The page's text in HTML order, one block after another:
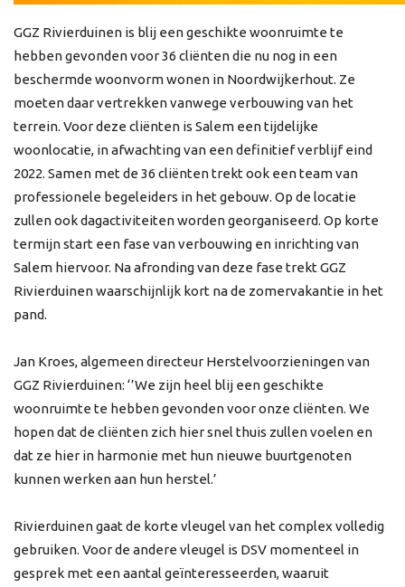
GGZ Rivierduinen is blij een geschikte woonruimte te
hebben gevonden voor 36 cliënten die nu nog in een
beschermde woonvorm wonen in Noordwijkerhout. Ze
moeten daar vertrekken vanwege verbouwing van het
terrein. Voor deze cliënten is Salem een tijdelijke
woonlocatie, in afwachting van een definitief verblijf eind
2022. Samen met de 36 cliënten trekt ook een team van
professionele begeleiders in het gebouw. Op de locatie
zullen ook dagactiviteiten worden georganiseerd. Op korte
termijn start een fase van verbouwing en inrichting van
Salem hiervoor. Na afronding van deze fase trekt GGZ
Rivierduinen waarschijnlijk kort na de zomervakantie in het
pand.
Jan Kroes, algemeen directeur Herstelvoorzieningen van
GGZ Rivierduinen: ‘’We zijn heel blij een geschikte
woonruimte te hebben gevonden voor onze cliënten. We
hopen dat de cliënten zich hier snel thuis zullen voelen en
dat ze hier in harmonie met hun nieuwe buurtgenoten
kunnen werken aan hun herstel.’
Rivierduinen gaat de korte vleugel van het complex volledig
gebruiken. Voor de andere vleugel is DSV momenteel in
gesprek met een aantal geïnteresseerden, waaruit